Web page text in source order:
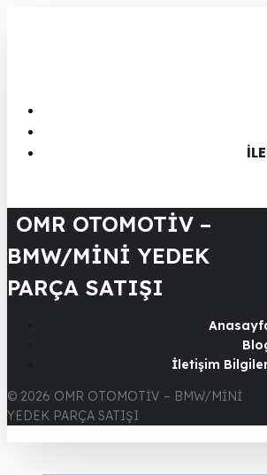
OMR OTOMOTİV –
BMW/MİNİ YEDEK
PARÇA SATIŞI
İletişim
© 2026 OMR OTOMOTİV – BMW/MİNİ
YEDEK PARÇA SATIŞI